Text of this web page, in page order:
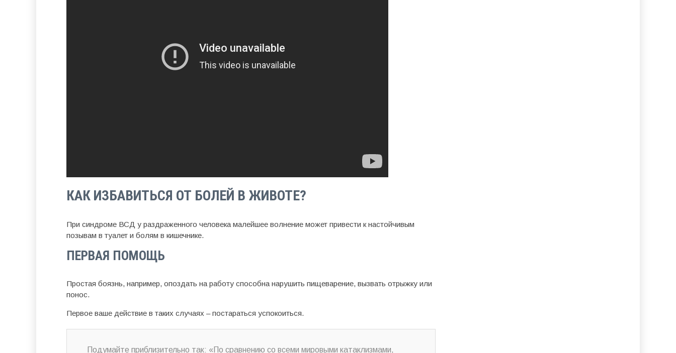
КАК ИЗБАВИТЬСЯ ОТ БОЛЕЙ В ЖИВОТЕ?
При синдроме ВСД у раздраженного человека малейшее волнение может привести к настойчивым
позывам в туалет и болям в кишечнике.
ПЕРВАЯ ПОМОЩЬ
Простая боязнь, например, опоздать на работу способна нарушить пищеварение, вызвать отрыжку или
понос.
Первое ваше действие в таких случаях – постараться успокоиться.
Подумайте приблизительно так: «По сравнению со всеми мировыми катаклизмами,